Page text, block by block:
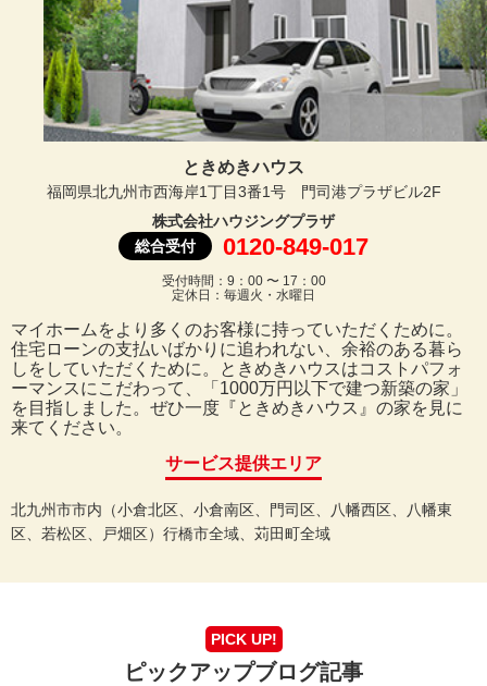
ときめきハウス
福岡県北九州市西海岸1丁目3番1号 門司港プラザビル2F
株式会社ハウジングプラザ
総合受付
0120-849-017
受付時間：9：00 〜 17：00
定休日：毎週火・水曜日
マイホームをより多くのお客様に持っていただくために。
住宅ローンの支払いばかりに追われない、余裕のある暮ら
しをしていただくために。ときめきハウスはコストパフォ
ーマンスにこだわって、「1000万円以下で建つ新築の家」
を目指しました。ぜひ一度『ときめきハウス』の家を見に
来てください。
サービス提供エリア
北九州市市内（小倉北区、小倉南区、門司区、八幡西区、八幡東
区、若松区、戸畑区）行橋市全域、苅田町全域
PICK UP!
ピックアップブログ記事